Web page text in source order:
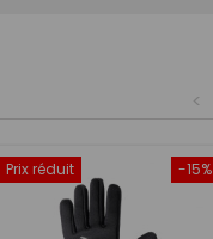
<
-15%
Prix réduit